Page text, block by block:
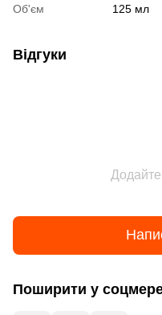
Об'єм
125 мл
Відгуки
Поширити у